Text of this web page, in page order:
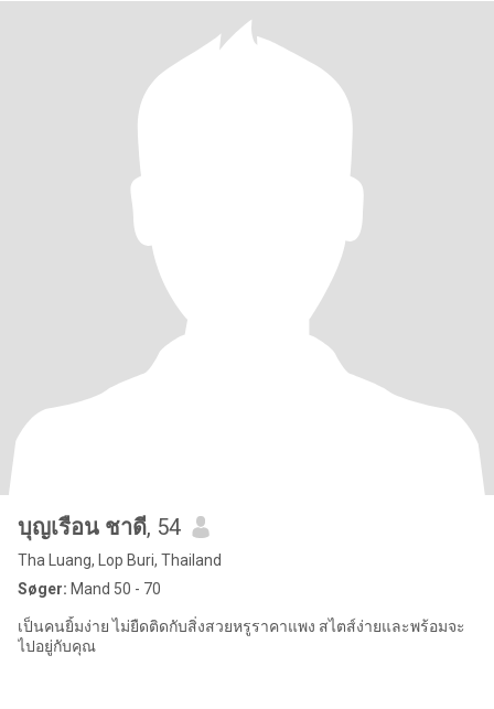
บุญเรือน ชาดี, 54
Tha Luang, Lop Buri, Thailand
Søger: Mand 50 - 70
เป็นคนยิ้มง่าย ไม่ยืดติดกับสิ่งสวยหรูราคาแพง สไตส์ง่ายและพร้อมจะ
ไปอยู่กับคุณ